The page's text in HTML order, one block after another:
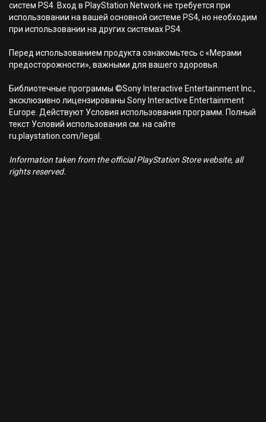
систем PS4. Вход в PlayStation Network не требуется при
использовании на вашей основной системе PS4, но необходим
при использовании на других системах PS4.
Перед использованием продукта ознакомьтесь с «Мерами
предосторожности», важными для вашего здоровья.
Библиотечные программы ©Sony Interactive Entertainment Inc.,
эксклюзивно лицензированы Sony Interactive Entertainment
Europe. Действуют Условия использования программ. Полный
текст Условий использования см. на сайте
ru.playstation.com/legal.
Information taken from the official PlayStation Store website, all
rights reserved.